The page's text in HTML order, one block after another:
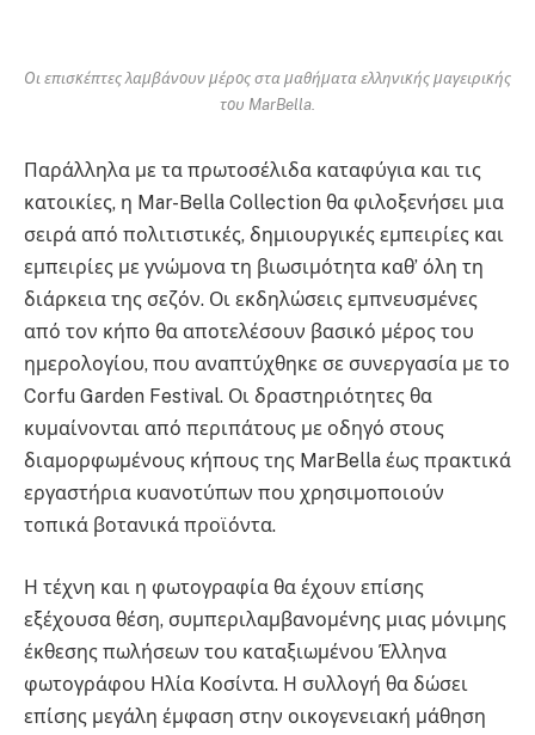
Οι επισκέπτες λαμβάνουν μέρος στα μαθήματα ελληνικής μαγειρικής
του MarBella.
Παράλληλα με τα πρωτοσέλιδα καταφύγια και τις
κατοικίες, η Mar-Bella Collection θα φιλοξενήσει μια
σειρά από πολιτιστικές, δημιουργικές εμπειρίες και
εμπειρίες με γνώμονα τη βιωσιμότητα καθ’ όλη τη
διάρκεια της σεζόν. Οι εκδηλώσεις εμπνευσμένες
από τον κήπο θα αποτελέσουν βασικό μέρος του
ημερολογίου, που αναπτύχθηκε σε συνεργασία με το
Corfu Garden Festival. Οι δραστηριότητες θα
κυμαίνονται από περιπάτους με οδηγό στους
διαμορφωμένους κήπους της MarBella έως πρακτικά
εργαστήρια κυανοτύπων που χρησιμοποιούν
τοπικά βοτανικά προϊόντα.
Η τέχνη και η φωτογραφία θα έχουν επίσης
εξέχουσα θέση, συμπεριλαμβανομένης μιας μόνιμης
έκθεσης πωλήσεων του καταξιωμένου Έλληνα
φωτογράφου Ηλία Κοσίντα. Η συλλογή θα δώσει
επίσης μεγάλη έμφαση στην οικογενειακή μάθηση